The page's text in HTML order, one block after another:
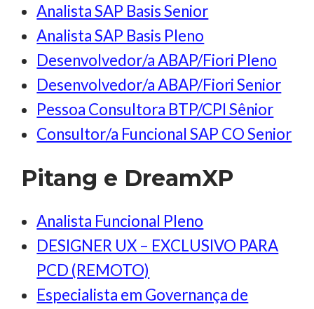
Analista SAP Basis Senior
Analista SAP Basis Pleno
Desenvolvedor/a ABAP/Fiori Pleno
Desenvolvedor/a ABAP/Fiori Senior
Pessoa Consultora BTP/CPI Sênior
Consultor/a Funcional SAP CO Senior
Pitang e DreamXP
Analista Funcional Pleno
DESIGNER UX – EXCLUSIVO PARA
PCD (REMOTO)
Especialista em Governança de